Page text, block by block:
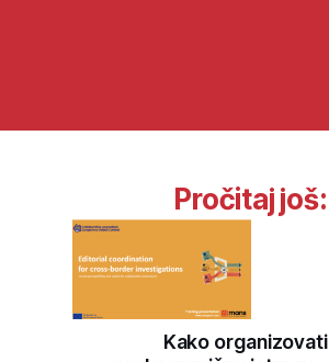
Pročitaj još:
Kako organizovati